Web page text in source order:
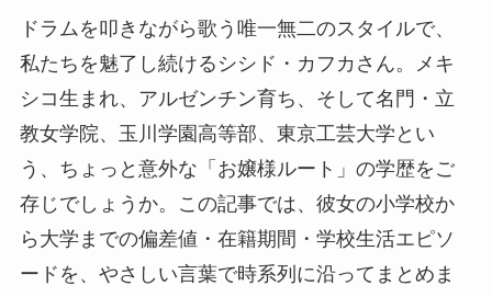
ドラムを叩きながら歌う唯一無二のスタイルで、
私たちを魅了し続けるシシド・カフカさん。メキ
シコ生まれ、アルゼンチン育ち、そして名門・立
教女学院、玉川学園高等部、東京工芸大学とい
う、ちょっと意外な「お嬢様ルート」の学歴をご
存じでしょうか。この記事では、彼女の小学校か
ら大学までの偏差値・在籍期間・学校生活エピソ
ードを、やさしい言葉で時系列に沿ってまとめま